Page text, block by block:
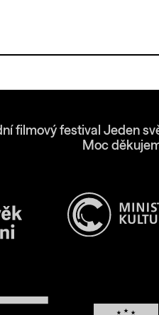
filmový festival Jeden
Moc